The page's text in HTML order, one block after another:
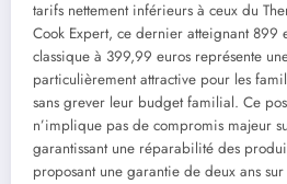
tarifs nettement inférieurs à ceux du
Cook Expert, ce dernier atteignant 899
classique à 399,99 euros représente
particulièrement attractive pour les
sans grever leur budget familial. Ce
n’implique pas de compromis majeur
garantissant une réparabilité des
proposant une garantie de deux ans